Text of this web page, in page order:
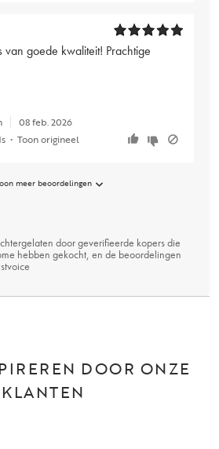
van goede kwaliteit! Prachtige
08 feb. 2026
• Toon origineel
meer beoordelingen
door geverifieerde kopers die
hebben gekocht, en de beoordelingen
DOOR ONZE
KLANTEN